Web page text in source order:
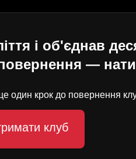
і об'єднав
—
один крок до повернення
клуб